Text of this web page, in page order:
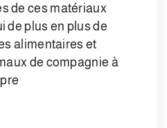
de ces matériaux
de plus en plus de
alimentaires et
de compagnie à